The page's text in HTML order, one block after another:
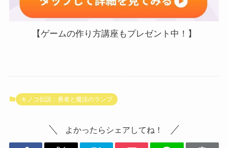
【ゲームの作り方講座もプレゼント中！】
キノコ伝説：勇者と魔法のランプ
よかったらシェアしてね！